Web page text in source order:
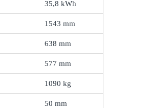
35,8 kWh
1543 mm
638 mm
577 mm
1090 kg
50 mm